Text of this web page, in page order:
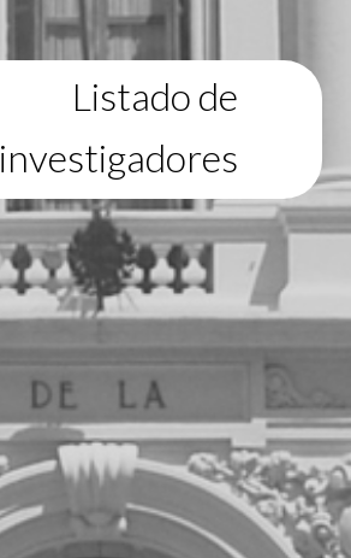
Listado de
investigadores